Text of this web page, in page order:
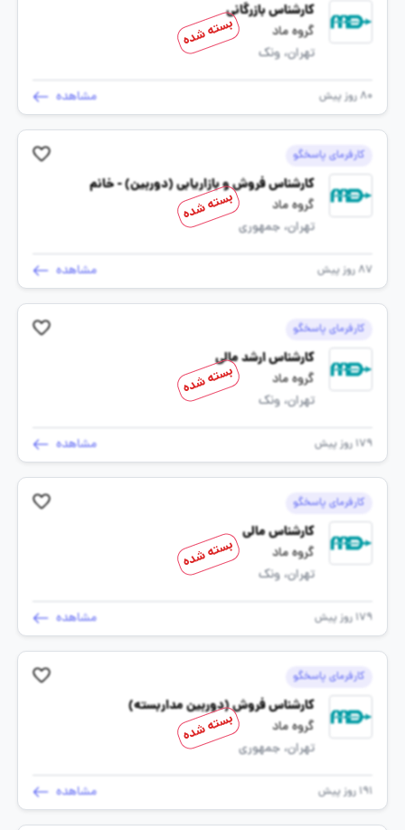
کارشناس بازرگانی
گروه ماد
تهران، ونک
80 روز پیش مشاهده
بسته شده
کارفرمای پاسخگو
کارشناس فروش و بازاریابی (دوربین) - خانم
گروه ماد
تهران، جمهوری
87 روز پیش مشاهده
بسته شده
کارفرمای پاسخگو
کارشناس ارشد مالی
گروه ماد
تهران، ونک
179 روز پیش مشاهده
بسته شده
کارفرمای پاسخگو
کارشناس مالی
گروه ماد
تهران، ونک
179 روز پیش مشاهده
بسته شده
کارفرمای پاسخگو
کارشناس فروش (دوربین مداربسته)
گروه ماد
تهران، جمهوری
191 روز پیش مشاهده
بسته شده